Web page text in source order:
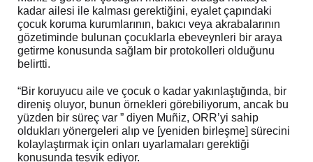
kadar ailesi ile kalması gerektiğini, eyalet çapındaki
çocuk koruma kurumlarının, bakıcı veya akrabalarının
gözetiminde bulunan çocuklarla ebeveynleri bir araya
getirme konusunda sağlam bir protokolleri olduğunu
belirtti.
“Bir koruyucu aile ve çocuk o kadar yakınlaştığında, bir
direniş oluyor, bunun örnekleri görebiliyorum, ancak bu
yüzden bir süreç var ” diyen Muñiz, ORR’yi sahip
oldukları yönergeleri alıp ve [yeniden birleşme] sürecini
kolaylaştırmak için onları uyarlamaları gerektiği
konusunda teşvik ediyor.